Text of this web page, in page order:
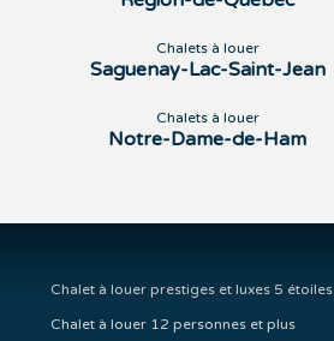
Chalets à louer
Saguenay-Lac-Saint-Jean
Chalets à louer
Notre-Dame-de-Ham
Chalet à louer prestiges et luxes 5 étoiles
Chalet à louer 12 personnes et plus